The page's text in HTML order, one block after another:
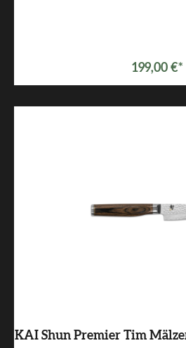
199,00 €*
KAI Shun Premier Tim